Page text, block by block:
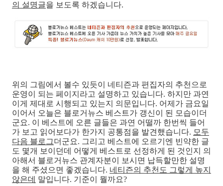
의 설명글을 보도록 하겠습니다.
위의 그림에서 볼수 있듯이 네티즌과 편집자의 추천으로
운영이 되는 페이지라고 설명하고 있습니다. 하지만 과연
이게 제대로 시행되고 있는지 의문입니다. 어제가 금요일
이어서 오늘은 블로거뉴스 베스트가 갱신이 된 모습이더
군요. 이 베스트에 오른 글들은 과연 어떨까 한번씩 들어
가 보고 읽어보다가 한가지 공통점을 발견했습니다. 모두
다음 블로그더군요. 그리고 베스트에 오르기엔 빈약한 글
도 몇개 보이던데 어떻게 베스트로 선정하게 된 것인지 의
아해서 블로거뉴스 관계자분이 보시면 납득할만한 설명
을 해 주셨으면 좋겠습니다. 네티즌의 추천도 그렇게 높지
않은데
말입니다. 기준이 뭘까요?